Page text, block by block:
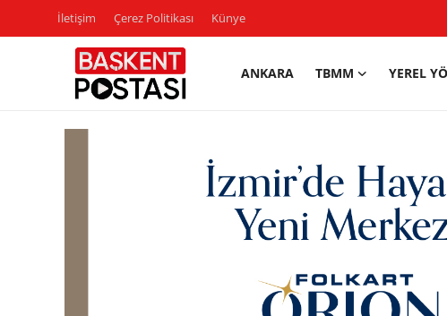
İletişim Çerez Politikası Künye
ANKARA TBMM YEREL